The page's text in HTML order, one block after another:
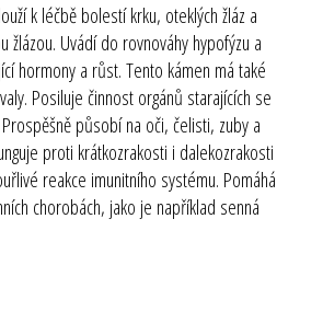
k léčbě bolestí krku, oteklých žláz a
žlázou. Uvádí do rovnováhy hypofýzu a
hormony a růst. Tento kámen má také
Posiluje činnost orgánů starajících se
působí na oči, čelisti, zuby a
proti krátkozrakosti i dalekozrakosti
reakce imunitního systému. Pomáhá
chorobách, jako je například senná